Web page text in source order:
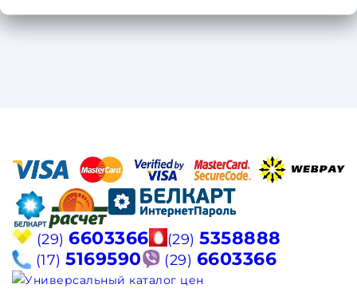
(29) 6603366 (29) 5358888
(17) 5169590 (29) 6603366